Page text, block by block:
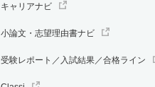
キャリアナビ
小論文・志望理由書ナビ
受験レポート／入試結果／合格ライン